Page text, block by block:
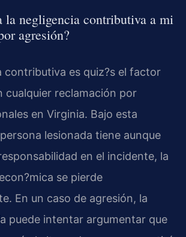
la negligencia contributiva a mi
agresión?
contributiva es quiz?s el factor
cualquier reclamación por
en Virginia. Bajo esta
lesionada tiene aunque
en el incidente, la
se pierde
En un caso de agresión, la
puede intentar argumentar que